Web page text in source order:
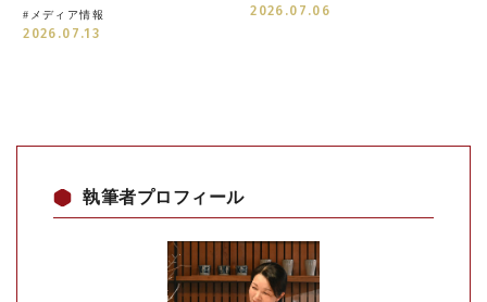
# メディア情報
2026.07.13
2026.07.06
執筆者プロフィール